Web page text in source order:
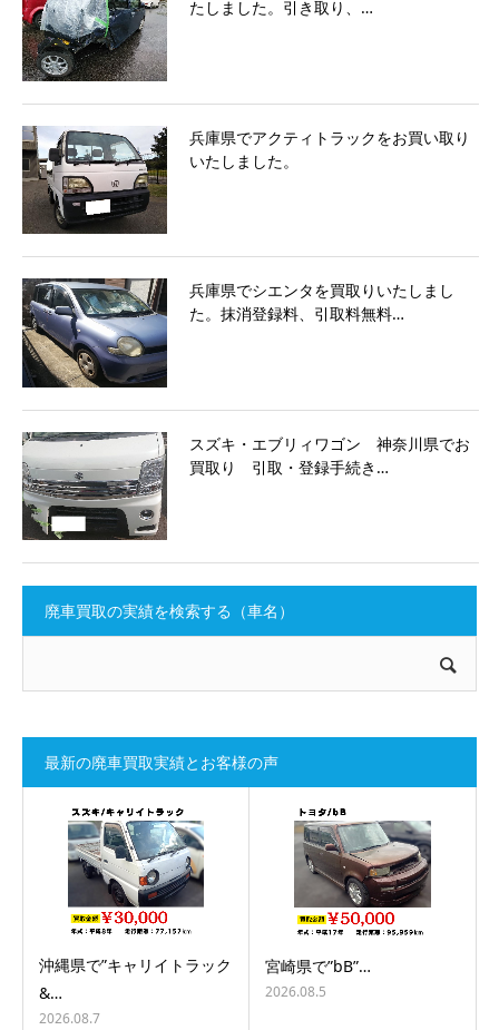
たしました。引き取り、…
兵庫県でアクティトラックをお買い取り
いたしました。
兵庫県でシエンタを買取りいたしまし
た。抹消登録料、引取料無料…
スズキ・エブリィワゴン 神奈川県でお
買取り 引取・登録手続き…
廃車買取の実績を検索する（車名）
最新の廃車買取実績とお客様の声
沖縄県で”キャリイトラック
&…
2026.08.7
宮崎県で”bB”…
2026.08.5